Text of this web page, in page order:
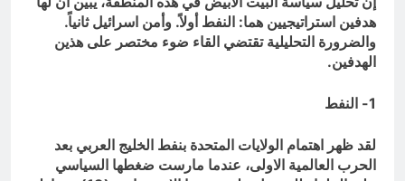
هدفين استراتيجيين هما: النفط أولاً. وأمن اسرائيل ثانياً.
والضرورة التحليلية تقتضي القاء ضوء مختصر على هذين
الهدفين.
1- النفط
لقد ظهر اهتمام الولايات المتحدة بنفط الخليج العربي بعد
الحرب العالمية الاولى، عندما مارست ضغطها السياسي